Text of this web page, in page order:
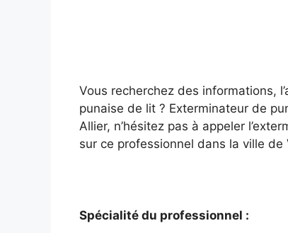
Vous recherchez des informations,
punaise de lit ? Exterminateur de
Allier, n’hésitez pas à appeler
sur ce professionnel dans la ville
Spécialité du professionnel :